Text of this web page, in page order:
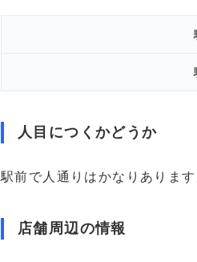
人目につくかどうか
駅前で人通りはかなりありま
店舗周辺の情報